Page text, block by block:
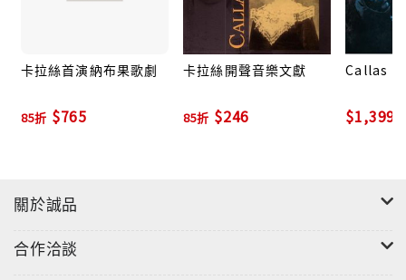
卡拉絲首演納布果歌劇
85折 $765
卡拉絲開聲音樂文獻
85折 $246
Callas
$1,399
關於誠品
合作洽談